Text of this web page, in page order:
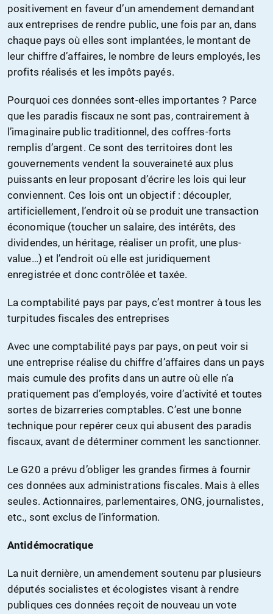
positivement en faveur d’un amendement demandant
aux entreprises de rendre public, une fois par an, dans
chaque pays où elles sont implantées, le montant de
leur chiffre d’affaires, le nombre de leurs employés, les
profits réalisés et les impôts payés.
Pourquoi ces données sont-elles importantes ? Parce
que les paradis fiscaux ne sont pas, contrairement à
l’imaginaire public traditionnel, des coffres-forts
remplis d’argent. Ce sont des territoires dont les
gouvernements vendent la souveraineté aux plus
puissants en leur proposant d’écrire les lois qui leur
conviennent. Ces lois ont un objectif : découpler,
artificiellement, l’endroit où se produit une transaction
économique (toucher un salaire, des intérêts, des
dividendes, un héritage, réaliser un profit, une plus-
value…) et l’endroit où elle est juridiquement
enregistrée et donc contrôlée et taxée.
La comptabilité pays par pays, c’est montrer à tous les
turpitudes fiscales des entreprises
Avec une comptabilité pays par pays, on peut voir si
une entreprise réalise du chiffre d’affaires dans un pays
mais cumule des profits dans un autre où elle n’a
pratiquement pas d’employés, voire d’activité et toutes
sortes de bizarreries comptables. C’est une bonne
technique pour repérer ceux qui abusent des paradis
fiscaux, avant de déterminer comment les sanctionner.
Le G20 a prévu d’obliger les grandes firmes à fournir
ces données aux administrations fiscales. Mais à elles
seules. Actionnaires, parlementaires, ONG, journalistes,
etc., sont exclus de l’information.
Antidémocratique
La nuit dernière, un amendement soutenu par plusieurs
députés socialistes et écologistes visant à rendre
publiques ces données reçoit de nouveau un vote